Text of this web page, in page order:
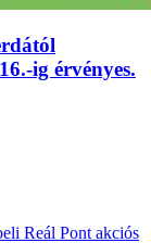
ig érvényes.
Reál Pont akciós